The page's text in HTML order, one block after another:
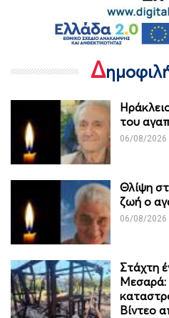
Δ
του
06/08/2026
Θλίψη
ζωή ο
06/08/2026
Στάχτη
Μεσαρά:
Βίντεο